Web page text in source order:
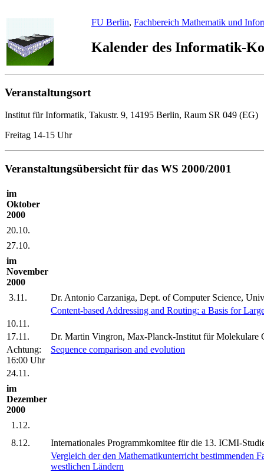
FU Berlin, Fachbereich Mathematik und
Kalender des Informatik-
Veranstaltungsort
Institut für Informatik, Takustr. 9, 14195 Berlin, Raum SR 049 (EG)
Freitag 14-15 Uhr
Veranstaltungsübersicht für das WS 2000/2001
im
Oktober
2000
20.10.
27.10.
im
November
2000
3.11.
Dr. Antonio Carzaniga, Dept. of Computer Science,
Content-based Addressing and Routing: a Basis for
10.11.
17.11.
Dr. Martin Vingron, Max-Planck-Institut für Molekulare
Achtung:
16:00 Uhr
Sequence comparison and evolution
24.11.
im
Dezember
2000
1.12.
8.12.
Internationales Programmkomitee für die 13. ICMI-
Vergleich der den Mathematikunterricht bestimmenden
westlichen Ländern